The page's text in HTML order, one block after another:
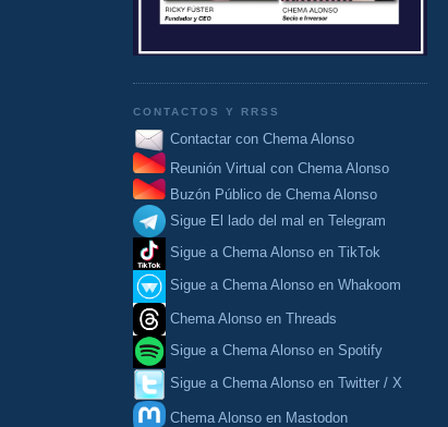
CONTACTOS Y RRSS
Contactar con Chema Alonso
Reunión Virtual con Chema Alonso
Buzón Público de Chema Alonso
Sigue El lado del mal en Telegram
Sigue a Chema Alonso en TikTok
Sigue a Chema Alonso en Whakoom
Chema Alonso en Threads
Sigue a Chema Alonso en Spotify
Sigue a Chema Alonso en Twitter / X
Chema Alonso en Mastodon